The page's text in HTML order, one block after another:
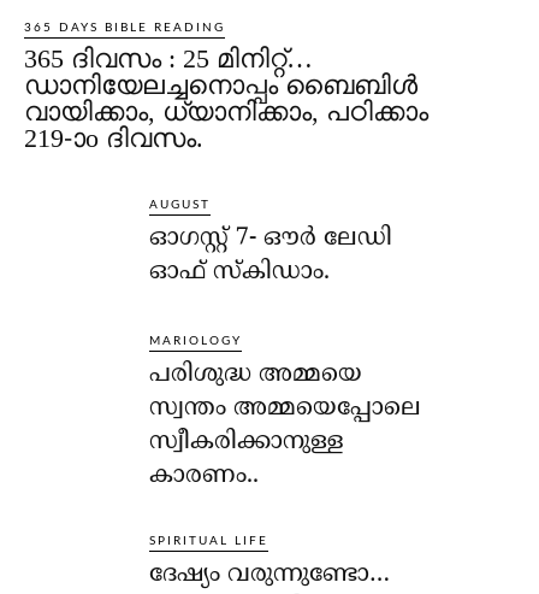
365 DAYS BIBLE READING
365 ദിവസം : 25 മിനിറ്റ്…
ഡാനിയേലച്ചനൊപ്പം ബൈബിൾ
വായിക്കാം, ധ്യാനിക്കാം, പഠിക്കാം
219-ാo ദിവസം.
AUGUST
ഓഗസ്റ്റ് 7- ഔര്‍ ലേഡി
ഓഫ് സ്‌കിഡാം.
MARIOLOGY
പരിശുദ്ധ അമ്മയെ
സ്വന്തം അമ്മയെപ്പോലെ
സ്വീകരിക്കാനുള്ള
കാരണം..
SPIRITUAL LIFE
ദേഷ്യം വരുന്നുണ്ടോ…